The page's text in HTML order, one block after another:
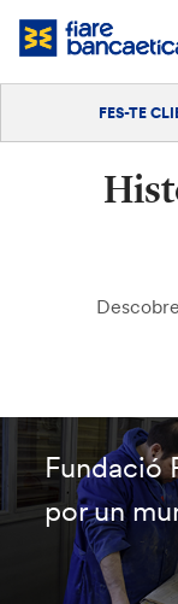
Salta
Iniciar sessió
Fes-te'n client/
FES-TE
Fundació
por un